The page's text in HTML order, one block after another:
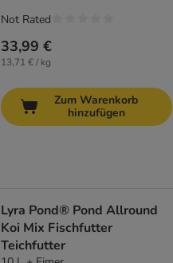
33,99 €
13,71 € / kg
Not Rated
Zum Warenkorb
hinzufügen
Lyra Pond® Pond Allround
Koi Mix Fischfutter
Teichfutter